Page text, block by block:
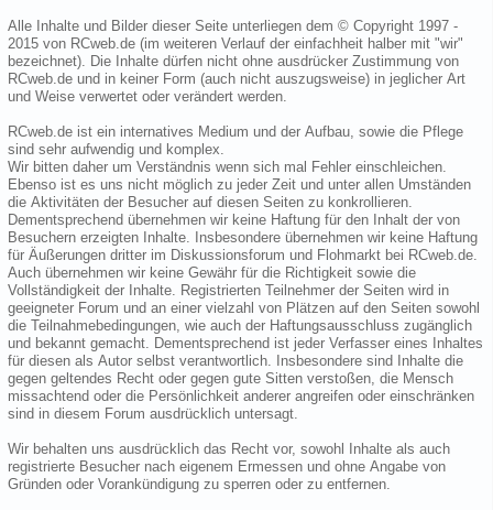
Alle Inhalte und Bilder dieser Seite unterliegen dem © Copyright 1997 -
2015 von RCweb.de (im weiteren Verlauf der einfachheit halber mit "wir"
bezeichnet). Die Inhalte dürfen nicht ohne ausdrücker Zustimmung von
RCweb.de und in keiner Form (auch nicht auszugsweise) in jeglicher Art
und Weise verwertet oder verändert werden.
RCweb.de ist ein internatives Medium und der Aufbau, sowie die Pflege
sind sehr aufwendig und komplex.
Wir bitten daher um Verständnis wenn sich mal Fehler einschleichen.
Ebenso ist es uns nicht möglich zu jeder Zeit und unter allen Umständen
die Aktivitäten der Besucher auf diesen Seiten zu konkrollieren.
Dementsprechend übernehmen wir keine Haftung für den Inhalt der von
Besuchern erzeigten Inhalte. Insbesondere übernehmen wir keine Haftung
für Äußerungen dritter im Diskussionsforum und Flohmarkt bei RCweb.de.
Auch übernehmen wir keine Gewähr für die Richtigkeit sowie die
Vollständigkeit der Inhalte. Registrierten Teilnehmer der Seiten wird in
geeigneter Forum und an einer vielzahl von Plätzen auf den Seiten sowohl
die Teilnahmebedingungen, wie auch der Haftungsausschluss zugänglich
und bekannt gemacht. Dementsprechend ist jeder Verfasser eines Inhaltes
für diesen als Autor selbst verantwortlich. Insbesondere sind Inhalte die
gegen geltendes Recht oder gegen gute Sitten verstoßen, die Mensch
missachtend oder die Persönlichkeit anderer angreifen oder einschränken
sind in diesem Forum ausdrücklich untersagt.
Wir behalten uns ausdrücklich das Recht vor, sowohl Inhalte als auch
registrierte Besucher nach eigenem Ermessen und ohne Angabe von
Gründen oder Vorankündigung zu sperren oder zu entfernen.